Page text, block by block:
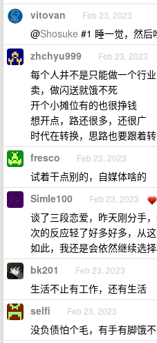
vitovan Feb 23, 2023
@Shosuke #1 睡一觉，然后
zhchyu999 Feb 23, 2023
每个人并不是只能做一个行
卖，做闪送就饿不死
开个小摊位有的也很挣钱
想开点，路还很多，还很广
时代在转换，思路也要跟着
fresco Feb 23, 2023
试着干点别的，自媒体啥的
Simle100 Feb 23, 2023
谈了三段恋爱，昨天刚分手
次的反应轻了好多好多，从
如此，我还是会依然继续选择
bk201 Feb 23, 2023
生活不止有工作，还有生活
selfi Feb 23, 2023
没负债怕个毛，有手有脚饿